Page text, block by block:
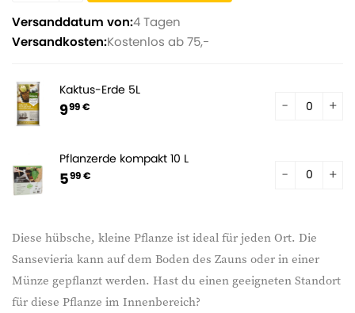
Diese hübsche, kleine Pflanze ist ideal für jeden Ort. Die
Sansevieria kann auf dem Boden des Zauns oder in einer
Münze gepflanzt werden. Hast du einen geeigneten Standort
für diese Pflanze im Innenbereich?
Versanddatum von:4 Tagen
Versandkosten:Kostenlos ab 75,-
Kaktus-Erde 5L
999 €
Pflanzerde kompakt 10 L
599 €